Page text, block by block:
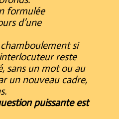
formulée
d’une
si
reste
sans un mot ou au
un nouveau cadre,
puissante est